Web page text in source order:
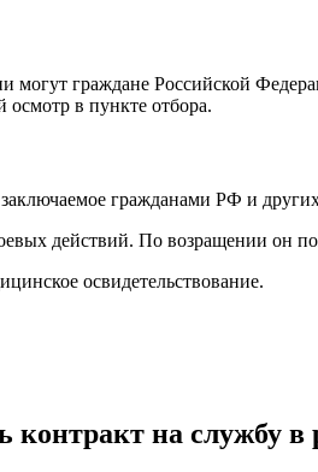
граждане Российской
осмотр в пункте отбора.
гражданами РФ и
действий. По возращении он
освидетельствование.
на службу в